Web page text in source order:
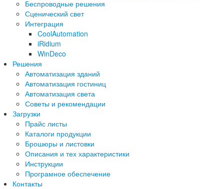
Беспроводные решения
Сценический свет
Интеграция
CoolAutomation
iRidium
WinDeco
Решения
Автоматизация зданий
Автоматизация гостиниц
Автоматизация света
Советы и рекомендации
Загрузки
Прайс листы
Каталоги продукции
Брошюры и листовки
Описания и тех характеристики
Инструкции
Програмное обеспечение
Контакты